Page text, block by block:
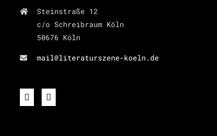
Steinstraße 12
c/o Schreibraum Köln
50676 Köln
mail@literaturszene-koeln.de